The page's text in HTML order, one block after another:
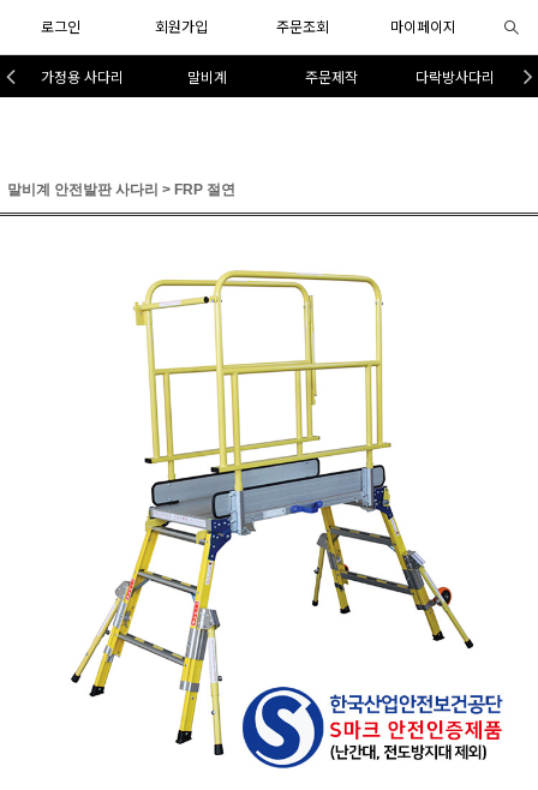
로그인 회원가입 주문조회 마이페이지
가정용 사다리 말비계 주문제작 다락방사다리
말비계 안전발판 사다리 > FRP 절연